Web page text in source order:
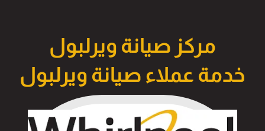
مركز صيانة ويرلبول
خدمة عملاء صيانة ويرلبول